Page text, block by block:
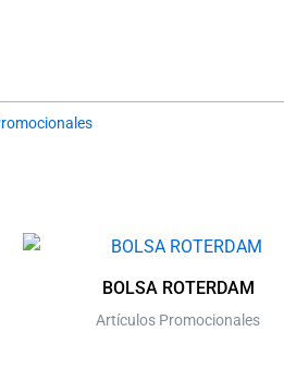
BOLSA ROTERDAM
Artículos Promocionales
This
multiple